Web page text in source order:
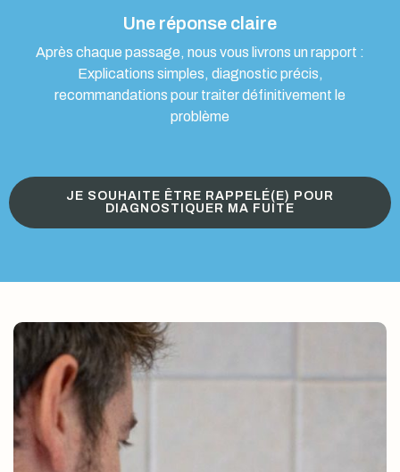
Une réponse claire
Après chaque passage, nous vous livrons un rapport :
Explications simples, diagnostic précis,
recommandations pour traiter définitivement le
problème
JE SOUHAITE ÊTRE RAPPELÉ(E) POUR
DIAGNOSTIQUER MA FUITE